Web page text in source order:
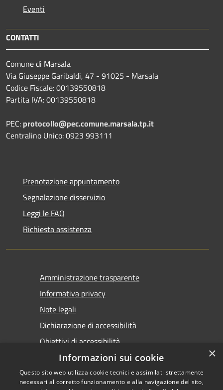
Eventi
CONTATTI
Comune di Marsala
Via Giuseppe Garibaldi, 47 - 91025 - Marsala
Codice Fiscale: 00139550818
Partita IVA: 00139550818
PEC: protocollo@pec.comune.marsala.tp.it
Centralino Unico: 0923 993111
Prenotazione appuntamento
Segnalazione disservizio
Leggi le FAQ
Richiesta assistenza
Amministrazione trasparente
Informativa privacy
Note legali
Dichiarazione di accessibilità
Obiettivi di accessibilità
×
Informazioni sui cookie
Questo sito web utilizza cookie tecnici e assimilati strettamente
necessari al corretto funzionamento e alla navigazione del sito,